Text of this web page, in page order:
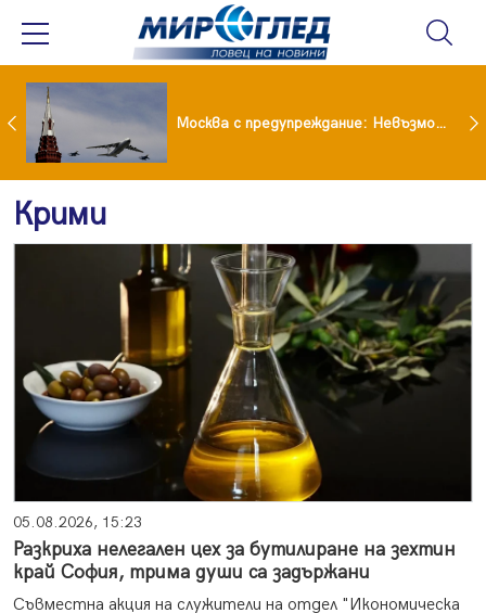
Вече не рушим само Земята: 4-тонен фрагмент на SpaceX удари луната Москва с предупреждание: Невъзможно е да бъде победена ядрена сила като Русия
Крими
05.08.2026, 15:23
Разкриха нелегален цех за бутилиране на зехтин
край София, трима души са задържани
Съвместна акция на служители на отдел "Икономическа